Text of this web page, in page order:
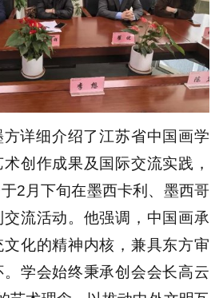
详细介绍了江苏省中国画学
创作成果及国际交流实践，
2月下旬在墨西卡利、墨西哥
流活动。他强调，中国画承
化的精神内核，兼具东方审
学会始终秉承创会会长高云